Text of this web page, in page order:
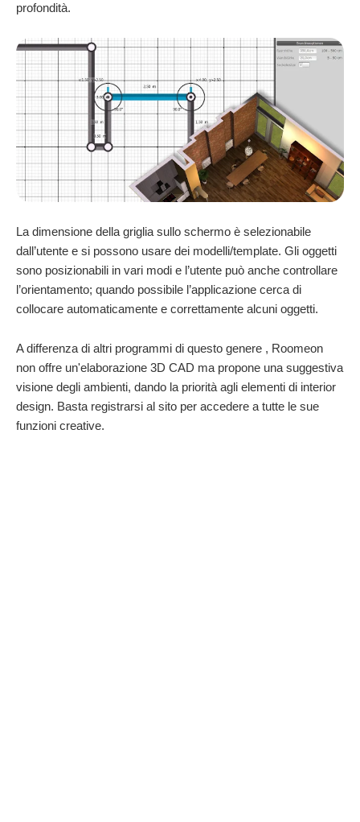
profondità.
La dimensione della griglia sullo schermo è selezionabile
dall’utente e si possono usare dei modelli/template. Gli oggetti
sono posizionabili in vari modi e l’utente può anche controllare
l’orientamento; quando possibile l’applicazione cerca di
collocare automaticamente e correttamente alcuni oggetti.
A differenza di altri programmi di questo genere , Roomeon
non offre un'elaborazione 3D CAD ma propone una suggestiva
visione degli ambienti, dando la priorità agli elementi di interior
design. Basta registrarsi al sito per accedere a tutte le sue
funzioni creative.